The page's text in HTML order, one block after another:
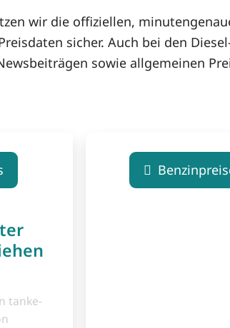
wir die offiziellen,
sicher. Auch bei den
sowie allgemeinen
tanke-